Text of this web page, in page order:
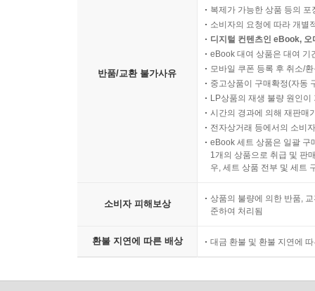
반품/교환 불가사유
복제가 가능한 상품 등의
소비자의 요청에 따라 개별
디지털 컨텐츠인 eBook,
eBook 대여 상품은 대여 기
모바일 쿠폰 등록 후 취소/
중고상품이 구매확정(자동
LP상품의 재생 불량 원인
시간의 경과에 의해 재판매
전자상거래 등에서의 소비
eBook 세트 상품은 일괄 구
1개의 상품으로 취급 및 판
우, 세트 상품 전부 및 세트
소비자 피해보상
상품의 불량에 의한 반품,
준하여 처리됨
환불 지연에 따른 배상 대금 환불 및 환불 지연에